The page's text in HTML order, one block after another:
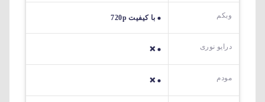
وبکم با کیفیت 720p
درایو نوری ❌
مودم ❌